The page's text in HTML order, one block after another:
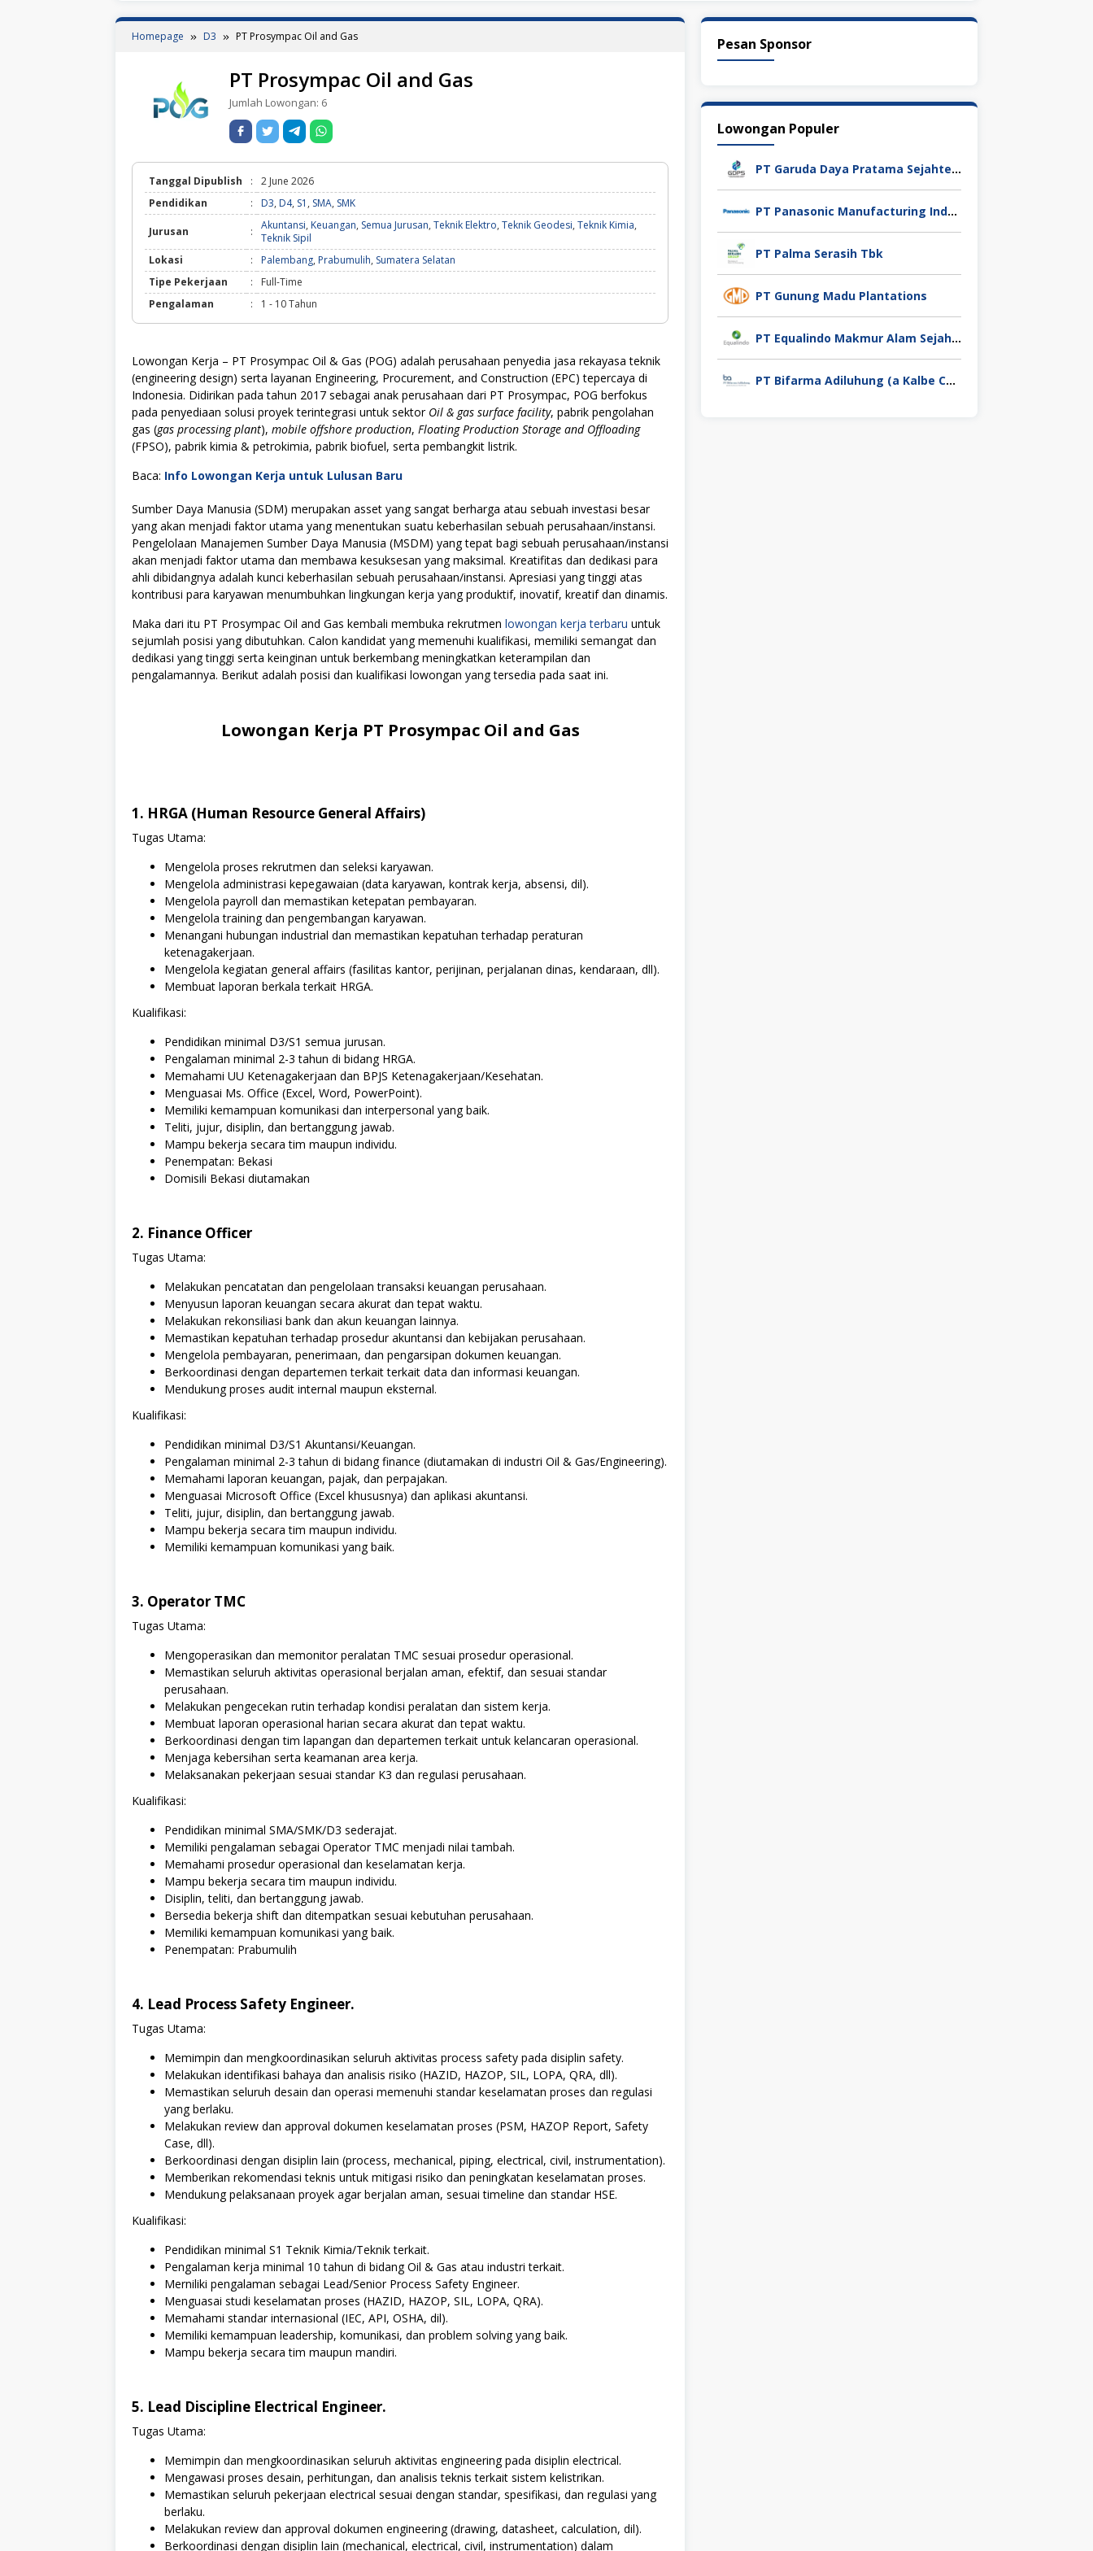
Homepage D3 PT Prosympac Oil and Gas
PT Prosympac Oil and Gas
Jumlah Lowongan: 6
Tanggal Dipublish :
2 June 2026
Pendidikan
: D3, D4, S1 , SMA, SMK
Jurusan : Akuntansi, Keuangan, Semua Jurusan, Teknik Elektro, Teknik Geodesi, Teknik Kimia,
Teknik Sipil
Lokasi
: Palembang, Prabumulih, Sumatera Selatan
Tipe Pekerjaan
:
Full-Time
Pengalaman
: 1 - 10 Tahun
Lowongan Kerja – PT Prosympac Oil & Gas (POG) adalah perusahaan penyedia jasa rekayasa teknik
(engineering design) serta layanan Engineering, Procurement, and Construction (EPC) tepercaya di
Indonesia. Didirikan pada tahun 2017 sebagai anak perusahaan dari PT Prosympac, POG berfokus
pada penyediaan solusi proyek terintegrasi untuk sektor Oil & gas surface facility, pabrik pengolahan
gas (gas processing plant), mobile offshore production, Floating Production Storage and Offloading
(FPSO), pabrik kimia & petrokimia, pabrik biofuel, serta pembangkit listrik.
Baca: Info Lowongan Kerja untuk Lulusan Baru
Sumber Daya Manusia (SDM) merupakan asset yang sangat berharga atau sebuah investasi besar
yang akan menjadi faktor utama yang menentukan suatu keberhasilan sebuah perusahaan/instansi.
Pengelolaan Manajemen Sumber Daya Manusia (MSDM) yang tepat bagi sebuah perusahaan/instansi
akan menjadi faktor utama dan membawa kesuksesan yang maksimal. Kreatifitas dan dedikasi para
ahli dibidangnya adalah kunci keberhasilan sebuah perusahaan/instansi. Apresiasi yang tinggi atas
kontribusi para karyawan menumbuhkan lingkungan kerja yang produktif, inovatif, kreatif dan dinamis.
Maka dari itu PT Prosympac Oil and Gas kembali membuka rekrutmen lowongan kerja terbaru untuk
sejumlah posisi yang dibutuhkan. Calon kandidat yang memenuhi kualifikasi, memiliki semangat dan
dedikasi yang tinggi serta keinginan untuk berkembang meningkatkan keterampilan dan
pengalamannya. Berikut adalah posisi dan kualifikasi lowongan yang tersedia pada saat ini.
Lowongan Kerja PT Prosympac Oil and Gas
1. HRGA (Human Resource General Affairs)
Tugas Utama:
Mengelola proses rekrutmen dan seleksi karyawan.
Mengelola administrasi kepegawaian (data karyawan, kontrak kerja, absensi, dil).
Mengelola payroll dan memastikan ketepatan pembayaran.
Mengelola training dan pengembangan karyawan.
Menangani hubungan industrial dan memastikan kepatuhan terhadap peraturan
ketenagakerjaan.
Mengelola kegiatan general affairs (fasilitas kantor, perijinan, perjalanan dinas, kendaraan, dll).
Membuat laporan berkala terkait HRGA.
Kualifikasi:
Pendidikan minimal D3/S1 semua jurusan.
Pengalaman minimal 2-3 tahun di bidang HRGA.
Memahami UU Ketenagakerjaan dan BPJS Ketenagakerjaan/Kesehatan.
Menguasai Ms. Office (Excel, Word, PowerPoint).
Memiliki kemampuan komunikasi dan interpersonal yang baik.
Teliti, jujur, disiplin, dan bertanggung jawab.
Mampu bekerja secara tim maupun individu.
Penempatan: Bekasi
Domisili Bekasi diutamakan
2. Finance Officer
Tugas Utama:
Melakukan pencatatan dan pengelolaan transaksi keuangan perusahaan.
Menyusun laporan keuangan secara akurat dan tepat waktu.
Melakukan rekonsiliasi bank dan akun keuangan lainnya.
Memastikan kepatuhan terhadap prosedur akuntansi dan kebijakan perusahaan.
Mengelola pembayaran, penerimaan, dan pengarsipan dokumen keuangan.
Berkoordinasi dengan departemen terkait terkait data dan informasi keuangan.
Mendukung proses audit internal maupun eksternal.
Kualifikasi:
Pendidikan minimal D3/S1 Akuntansi/Keuangan.
Pengalaman minimal 2-3 tahun di bidang finance (diutamakan di industri Oil & Gas/Engineering).
Memahami laporan keuangan, pajak, dan perpajakan.
Menguasai Microsoft Office (Excel khususnya) dan aplikasi akuntansi.
Teliti, jujur, disiplin, dan bertanggung jawab.
Mampu bekerja secara tim maupun individu.
Memiliki kemampuan komunikasi yang baik.
3. Operator TMC
Tugas Utama:
Mengoperasikan dan memonitor peralatan TMC sesuai prosedur operasional.
Memastikan seluruh aktivitas operasional berjalan aman, efektif, dan sesuai standar
perusahaan.
Melakukan pengecekan rutin terhadap kondisi peralatan dan sistem kerja.
Membuat laporan operasional harian secara akurat dan tepat waktu.
Berkoordinasi dengan tim lapangan dan departemen terkait untuk kelancaran operasional.
Menjaga kebersihan serta keamanan area kerja.
Melaksanakan pekerjaan sesuai standar K3 dan regulasi perusahaan.
Kualifikasi:
Pendidikan minimal SMA/SMK/D3 sederajat.
Memiliki pengalaman sebagai Operator TMC menjadi nilai tambah.
Memahami prosedur operasional dan keselamatan kerja.
Mampu bekerja secara tim maupun individu.
Disiplin, teliti, dan bertanggung jawab.
Bersedia bekerja shift dan ditempatkan sesuai kebutuhan perusahaan.
Memiliki kemampuan komunikasi yang baik.
Penempatan: Prabumulih
4. Lead Process Safety Engineer.
Tugas Utama:
Memimpin dan mengkoordinasikan seluruh aktivitas process safety pada disiplin safety.
Melakukan identifikasi bahaya dan analisis risiko (HAZID, HAZOP, SIL, LOPA, QRA, dll).
Memastikan seluruh desain dan operasi memenuhi standar keselamatan proses dan regulasi
yang berlaku.
Melakukan review dan approval dokumen keselamatan proses (PSM, HAZOP Report, Safety
Case, dll).
Berkoordinasi dengan disiplin lain (process, mechanical, piping, electrical, civil, instrumentation).
Memberikan rekomendasi teknis untuk mitigasi risiko dan peningkatan keselamatan proses.
Mendukung pelaksanaan proyek agar berjalan aman, sesuai timeline dan standar HSE.
Kualifikasi:
Pendidikan minimal S1 Teknik Kimia/Teknik terkait.
Pengalaman kerja minimal 10 tahun di bidang Oil & Gas atau industri terkait.
Merniliki pengalaman sebagai Lead/Senior Process Safety Engineer.
Menguasai studi keselamatan proses (HAZID, HAZOP, SIL, LOPA, QRA).
Memahami standar internasional (IEC, API, OSHA, dil).
Memiliki kemampuan leadership, komunikasi, dan problem solving yang baik.
Mampu bekerja secara tim maupun mandiri.
5. Lead Discipline Electrical Engineer.
Tugas Utama:
Memimpin dan mengkoordinasikan seluruh aktivitas engineering pada disiplin electrical.
Mengawasi proses desain, perhitungan, dan analisis teknis terkait sistem kelistrikan.
Memastikan seluruh pekerjaan electrical sesuai dengan standar, spesifikasi, dan regulasi yang
berlaku.
Melakukan review dan approval dokumen engineering (drawing, datasheet, calculation, dil).
Berkoordinasi dengan disiplin lain (mechanical, electrical, civil, instrumentation) dalam
Pesan Sponsor
Lowongan Populer
PT Garuda Daya Pratama Sejahtera
PT Panasonic Manufacturing Indonesia
PT Palma Serasih Tbk
PT Gunung Madu Plantations
PT Equalindo Makmur Alam Sejahtera (Equalindo Group)
PT Bifarma Adiluhung (a Kalbe Company)